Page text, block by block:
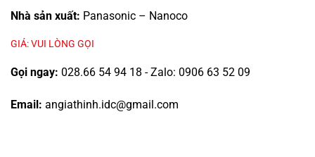
Nhà sản xuất: Panasonic – Nanoco
GIÁ: VUI LÒNG GỌI
Gọi ngay: 028.66 54 94 18 - Zalo: 0906 63 52 09
Email: angiathinh.idc@gmail.com